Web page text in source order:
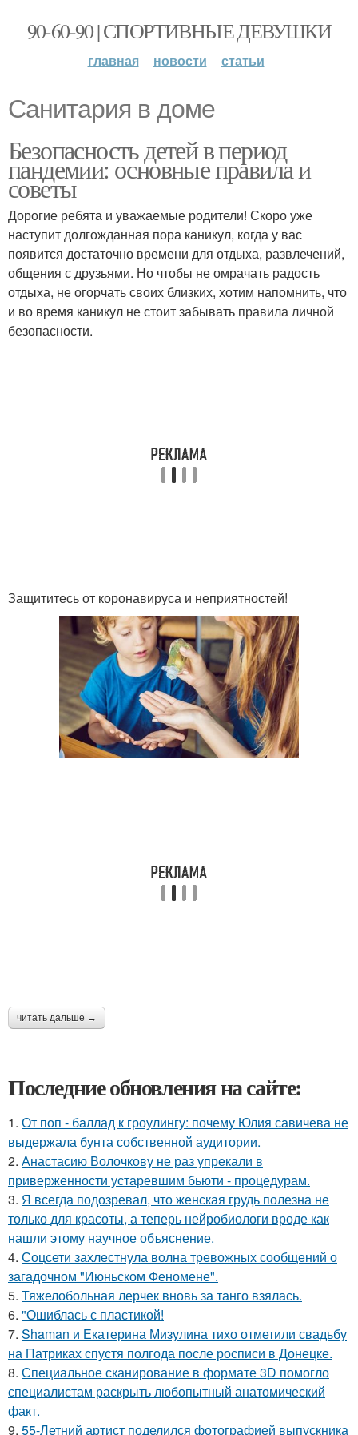
90-60-90 | СПОРТИВНЫЕ ДЕВУШКИ
главная новости статьи
Санитария в доме
Безопасность детей в период
пандемии: основные правила и
советы
Дорогие ребята и уважаемые родители! Скоро уже
наступит долгожданная пора каникул, когда у вас
появится достаточно времени для отдыха, развлечений,
общения с друзьями. Но чтобы не омрачать радость
отдыха, не огорчать своих близких, хотим напомнить, что
и во время каникул не стоит забывать правила личной
безопасности.
Защититесь от коронавируса и неприятностей!
читать дальше →
Последние обновления на сайте:
1. От поп - баллад к гроулингу: почему Юлия савичева не
выдержала бунта собственной аудитории.
2. Анастасию Волочкову не раз упрекали в
приверженности устаревшим бьюти - процедурам.
3. Я всегда подозревал, что женская грудь полезна не
только для красоты, а теперь нейробиологи вроде как
нашли этому научное объяснение.
4. Соцсети захлестнула волна тревожных сообщений о
загадочном "Июньском Феномене".
5. Тяжелобольная лерчек вновь за танго взялась.
6. "Ошиблась с пластикой!
7. Shaman и Екатерина Мизулина тихо отметили свадьбу
на Патриках спустя полгода после росписи в Донецке.
8. Специальное сканирование в формате 3D помогло
специалистам раскрыть любопытный анатомический
факт.
9. 55-Летний артист поделился фотографией выпускника